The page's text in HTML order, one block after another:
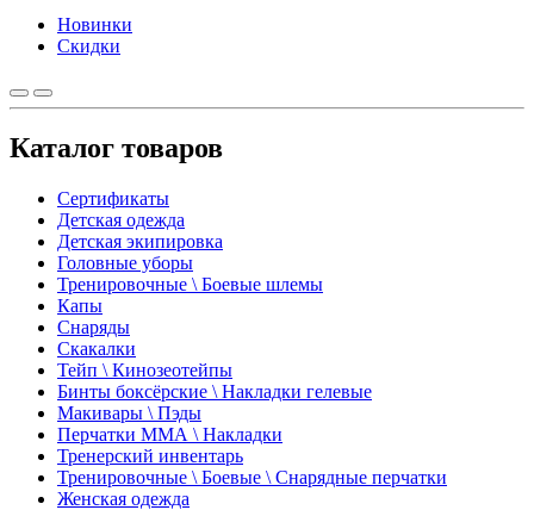
Новинки
Скидки
Каталог товаров
Сертификаты
Детская одежда
Детская экипировка
Головные уборы
Тренировочные \ Боевые шлемы
Капы
Снаряды
Скакалки
Тейп \ Кинозеотейпы
Бинты боксёрские \ Накладки гелевые
Макивары \ Пэды
Перчатки ММА \ Накладки
Тренерский инвентарь
Тренировочные \ Боевые \ Снарядные перчатки
Женская одежда